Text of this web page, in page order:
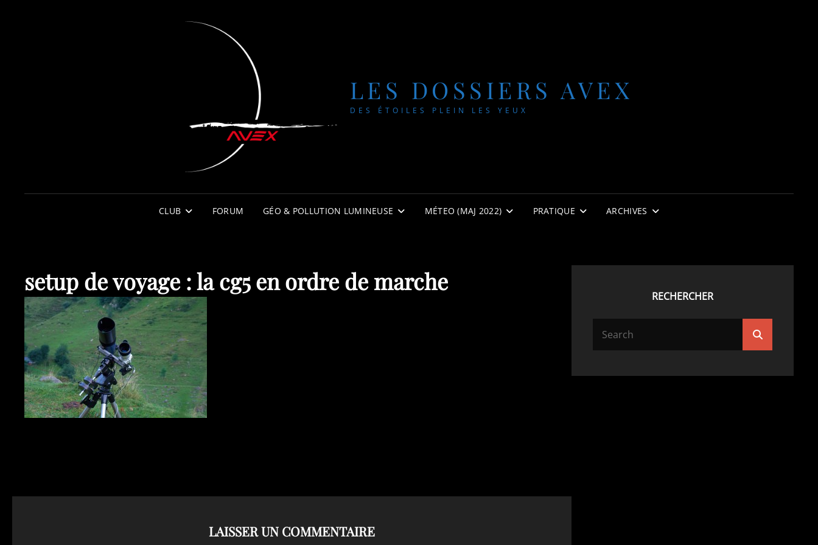
LES DOSSIERS AVEX
DES ÉTOILES PLEIN LES YEUX
CLUB FORUM GÉO & POLLUTION LUMINEUSE MÉTEO (MAJ 2022) PRATIQUE ARCHIVES
setup de voyage : la cg5 en ordre de marche
LAISSER UN COMMENTAIRE
RECHERCHER